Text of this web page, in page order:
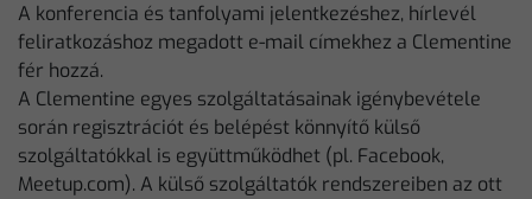
A konferencia és tanfolyami jelentkezéshez, hírlevél
feliratkozáshoz megadott e-mail címekhez a Clementine
fér hozzá.
A Clementine egyes szolgáltatásainak igénybevétele
során regisztrációt és belépést könnyítő külső
szolgáltatókkal is együttműködhet (pl. Facebook,
Meetup.com). A külső szolgáltatók rendszereiben az ott